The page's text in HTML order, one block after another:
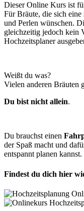
Dieser Online Kurs ist
Für Bräute, die sich
und Perlen wünschen.
gleichzeitig jedoch kein
Hochzeitsplaner
Weißt du was?
Vielen anderen Bräuten
Du bist nicht allein.
Du brauchst einen
der Spaß macht und
entspannt planen kannst.
Findest du dich hier